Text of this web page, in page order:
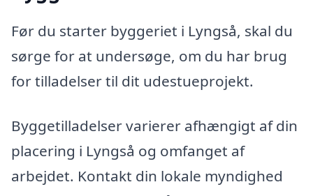
Før du starter byggeriet i Lyngså, skal du
sørge for at undersøge, om du har brug
for tilladelser til dit udestueprojekt.
Byggetilladelser varierer afhængigt af din
placering i Lyngså og omfanget af
arbejdet. Kontakt din lokale myndighed